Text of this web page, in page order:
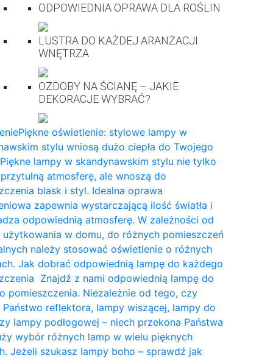
ODPOWIEDNIA OPRAWA DLA ROŚLIN
LUSTRA DO KAŻDEJ ARANŻACJI
WNĘTRZA
OZDOBY NA ŚCIANĘ – JAKIE
DEKORACJE WYBRAĆ?
Piękne oświetlenie: stylowe lampy w
stylu wniosą dużo ciepła do Twojego
lampy w skandynawskim stylu nie tylko
atmosferę, ale wnoszą do
blask i styl. Idealna oprawa
zapewnia wystarczającą ilość światła i
odpowiednią atmosferę. W zależności od
użytkowania w domu, do różnych pomieszczeń
należy stosować oświetlenie o różnych
Jak dobrać odpowiednią lampę do każdego
Znajdź z nami odpowiednią lampę do
pomieszczenia. Niezależnie od tego, czy
Państwo reflektora, lampy wiszącej, lampy do
lampy podłogowej – niech przekona Państwa
wybór różnych lamp w wielu pięknych
Jeżeli szukasz lampy boho – sprawdź jak